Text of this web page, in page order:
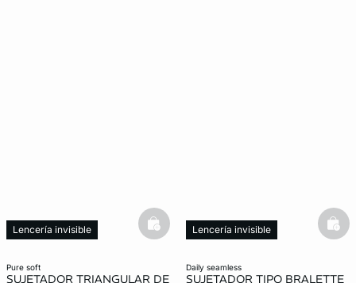
pure soft
SUJETADOR TRIANGULAR DE
Lencería invisible basketfull
daily seamless
SUJETADOR TIPO BRALETTE
Lencería invisible